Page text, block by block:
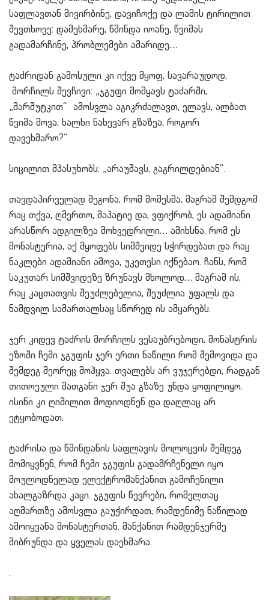
საფლავთან მივირბინე, დავიჩოქე და ლამის ტირილით
შევთხოვე: დამეხმარე, წმინდა იოანე, წვიმას
გადამარჩინე, პრობლემები ამარიდე…
ტაძრიდან გამოსული კი იქვე მყოფ, სავარაუდოდ,
მორჩილს შევჩივი: „ჯგუფი მომყავს ტაძარში,
„მარშუტკით“ ამოსვლა აგიკრძალავთ, ელავს, ალბათ
წვიმა მოვა, ხალხი ნახევარ გზაზეა, როგორ
დავეხმარო?“
სიცილით მპასუხობს: „არაუშავს, გაგრილდებიან“.
თავდაპირველად მეგონა, რომ მომესმა, მაგრამ შემდგომ
რაც თქვა, ღმერთო, მაპატიე და, ვფიქრობ, ეს ადამიანი
არასწორ ადგილზეა მოხვედრილი… ამიხსნა, რომ ეს
მონასტერია, აქ მყოფებს სიმშვიდე სჭირდებათ და რაც
ნაკლები ადამიანი ამოვა, უკეთესი იქნებაო. ჩანს, რომ
საკუთარ სიმშვიდეზე ზრუნავს მხოლოდ… მაგრამ ის,
რაც კაცთათვის შეუძლებელია, შეუძლია უფალს და
ნამდვილ სამართალსაც სწორედ ის ამყარებს.
ჯერ კიდევ ტაძრის მორჩილს ვესაუბრებოდი, მონასტრის
ეზოში ჩემი ჯგუფის ჯერ ერთი ნაწილი რომ შემოვიდა და
შემდეგ მეორეც მოჰყვა. თვალებს არ ვუჯერებდი, რადგან
თითოეული მათგანი ჯერ შუა გზაზე უნდა ყოფილიყო.
ისინი კი ღიმილით მოდიოდნენ და დაღლაც არ
ეტყობოდათ.
ტაძრისა და წმინდანის საფლავის მოლოცვის შემდეგ
მომიყვნენ, რომ ჩემი ჯგუფის გადამრჩენელი იყო
მოულოდნელად ელექტრომანქანით გამოჩენილი
ახალგაზრდა კაცი. ჯგუფის წევრები, რომელთაც
აღმართზე ამოსვლა გაუჭირდათ, რამდენიმე ნაწილად
ამოიყვანა მონასტერთან. მანქანით რამდენჯერმე
მიბრუნდა და ყველას დაეხმარა.
.